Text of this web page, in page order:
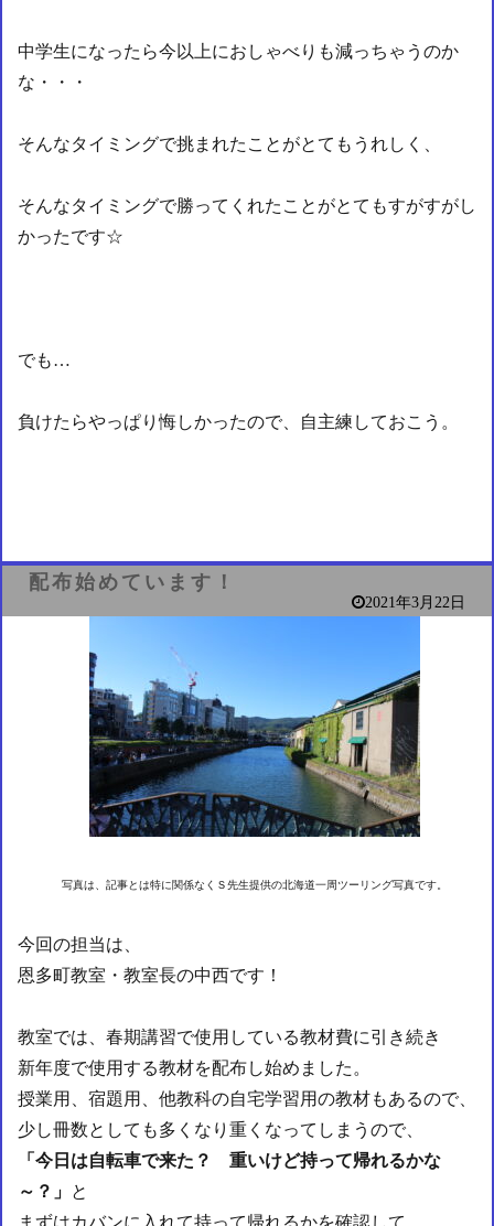
中学生になったら今以上におしゃべりも減っちゃうのか
な・・・
そんなタイミングで挑まれたことがとてもうれしく、
そんなタイミングで勝ってくれたことがとてもすがすがし
かったです☆
でも…
負けたらやっぱり悔しかったので、自主練しておこう。
配布始めています！
2021年3月22日
写真は、記事とは特に関係なくＳ先生提供の北海道一周ツーリング写真です。
今回の担当は、
恩多町教室・教室長の中西です！
教室では、春期講習で使用している教材費に引き続き
新年度で使用する教材を配布し始めました。
授業用、宿題用、他教科の自宅学習用の教材もあるので、
少し冊数としても多くなり重くなってしまうので、
「今日は自転車で来た？ 重いけど持って帰れるかな
～？」 と
まずはカバンに入れて持って帰れるかを確認して